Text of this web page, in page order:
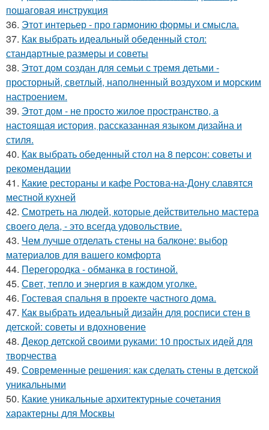
пошаговая инструкция
36. Этот интерьер - про гармонию формы и смысла.
37. Как выбрать идеальный обеденный стол:
стандартные размеры и советы
38. Этот дом создан для семьи с тремя детьми -
просторный, светлый, наполненный воздухом и морским
настроением.
39. Этот дом - не просто жилое пространство, а
настоящая история, рассказанная языком дизайна и
стиля.
40. Как выбрать обеденный стол на 8 персон: советы и
рекомендации
41. Какие рестораны и кафе Ростова-на-Дону славятся
местной кухней
42. Смотреть на людей, которые действительно мастера
своего дела, - это всегда удовольствие.
43. Чем лучше отделать стены на балконе: выбор
материалов для вашего комфорта
44. Перегородка - обманка в гостиной.
45. Свет, тепло и энергия в каждом уголке.
46. Гостевая спальня в проекте частного дома.
47. Как выбрать идеальный дизайн для росписи стен в
детской: советы и вдохновение
48. Декор детской своими руками: 10 простых идей для
творчества
49. Современные решения: как сделать стены в детской
уникальными
50. Какие уникальные архитектурные сочетания
характерны для Москвы